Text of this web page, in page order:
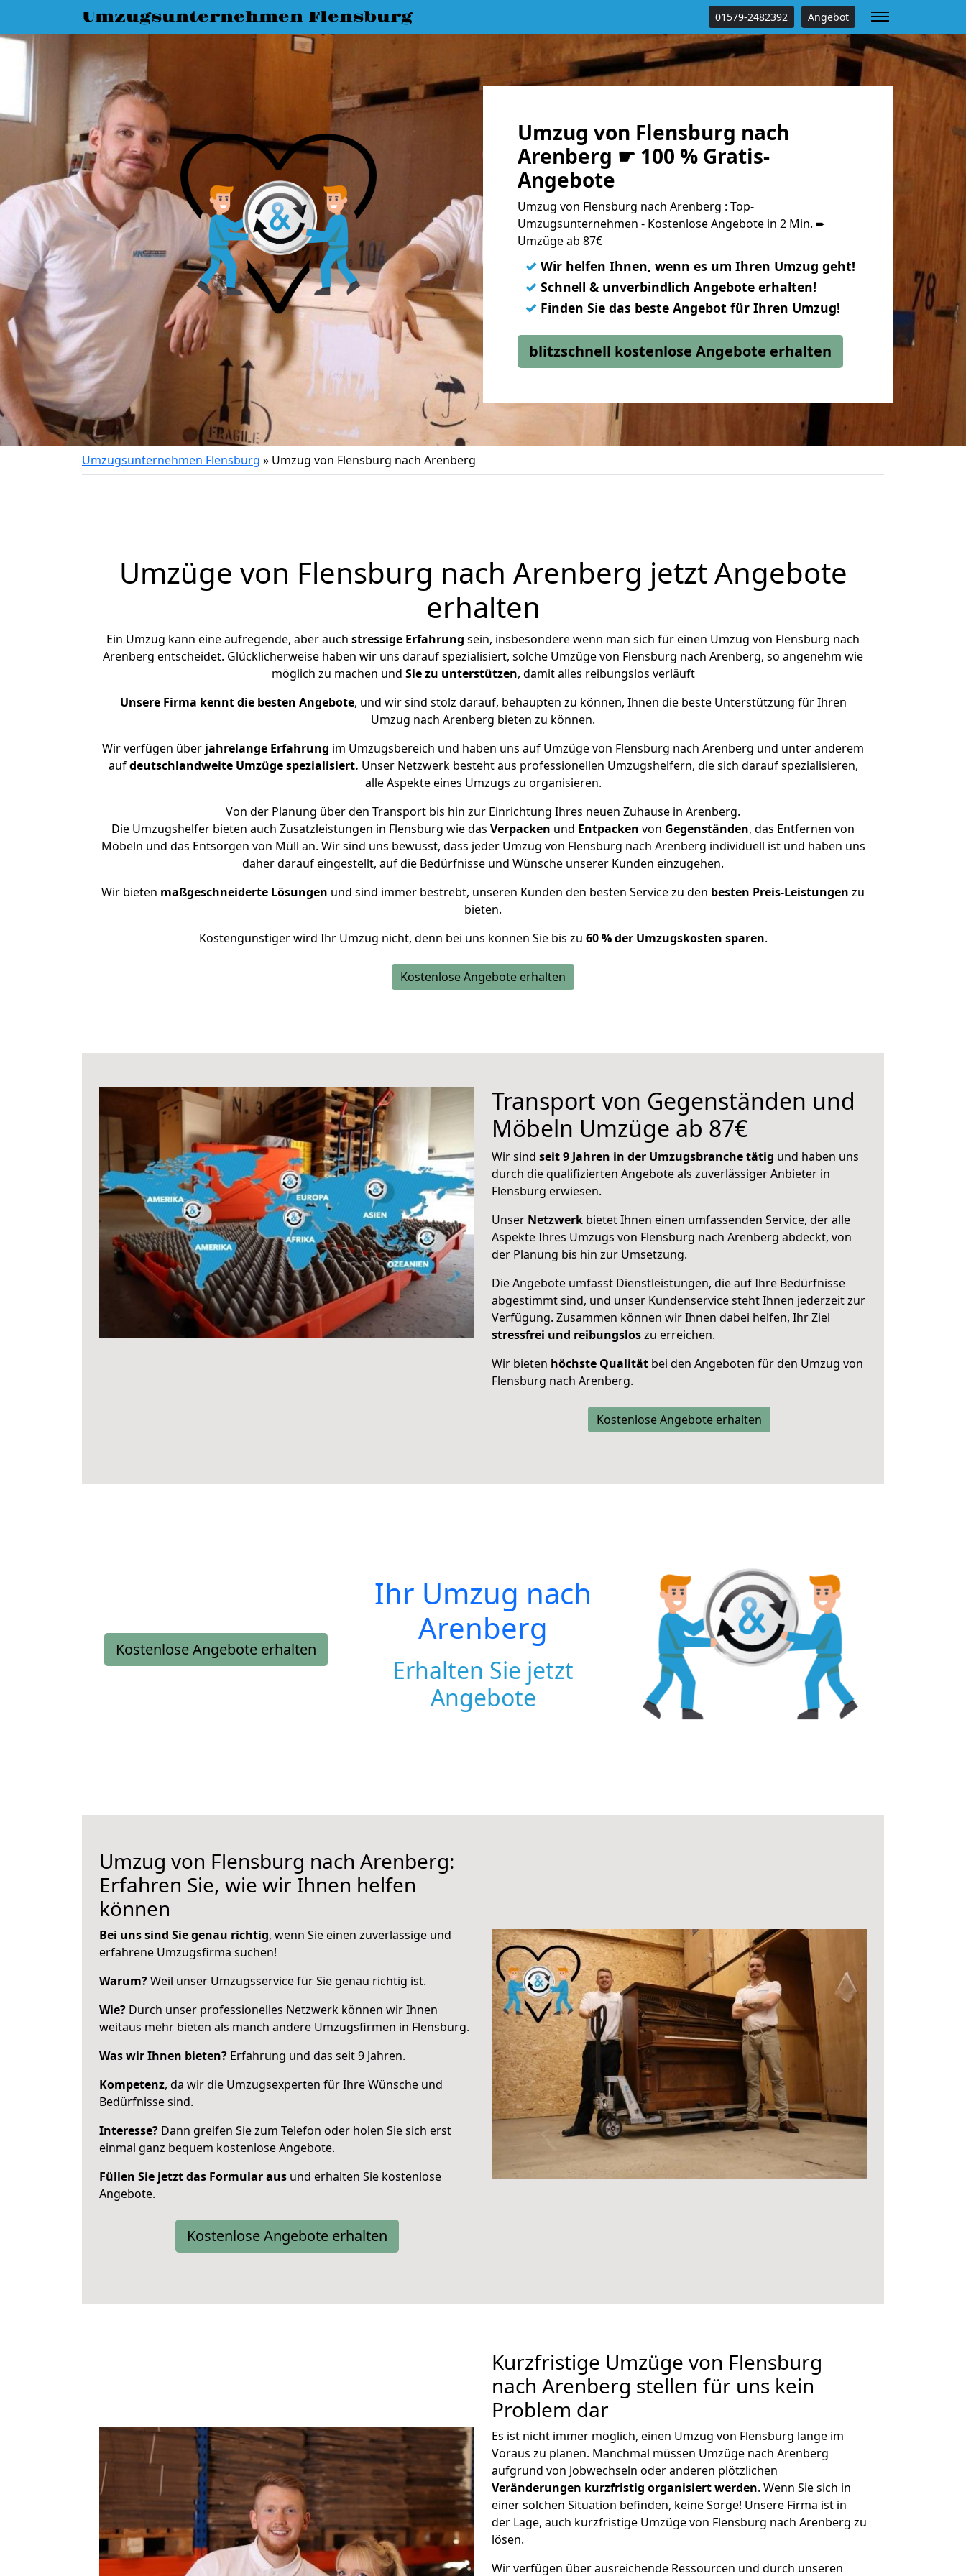
Umzugsunternehmen Flensburg 01579-2482392 Angebot
Umzug von Flensburg nach
Arenberg ☛ 100 % Gratis-
Angebote
Umzug von Flensburg nach Arenberg : Top-
Umzugsunternehmen - Kostenlose Angebote in 2 Min. ➨
Umzüge ab 87€
✓ Wir helfen Ihnen, wenn es um Ihren Umzug geht!
✓ Schnell & unverbindlich Angebote erhalten!
✓ Finden Sie das beste Angebot für Ihren Umzug!
blitzschnell kostenlose Angebote erhalten
Umzugsunternehmen Flensburg » Umzug von Flensburg nach Arenberg
Umzüge von Flensburg nach Arenberg jetzt Angebote
erhalten
Ein Umzug kann eine aufregende, aber auch stressige Erfahrung sein, insbesondere wenn man sich für einen Umzug von Flensburg nach
Arenberg entscheidet. Glücklicherweise haben wir uns darauf spezialisiert, solche Umzüge von Flensburg nach Arenberg, so angenehm wie
möglich zu machen und Sie zu unterstützen, damit alles reibungslos verläuft
Unsere Firma kennt die besten Angebote, und wir sind stolz darauf, behaupten zu können, Ihnen die beste Unterstützung für Ihren
Umzug nach Arenberg bieten zu können.
Wir verfügen über jahrelange Erfahrung im Umzugsbereich und haben uns auf Umzüge von Flensburg nach Arenberg und unter anderem
aufdeutschlandweite Umzüge spezialisiert. Unser Netzwerk besteht aus professionellen Umzugshelfern, die sich darauf spezialisieren,
alle Aspekte eines Umzugs zu organisieren.
Von der Planung über den Transport bis hin zur Einrichtung Ihres neuen Zuhause in Arenberg.
Die Umzugshelfer bieten auch Zusatzleistungen in Flensburg wie das Verpacken und Entpacken von Gegenständen, das Entfernen von
Möbeln und das Entsorgen von Müll an. Wir sind uns bewusst, dass jeder Umzug von Flensburg nach Arenberg individuell ist und haben uns
daher darauf eingestellt, auf die Bedürfnisse und Wünsche unserer Kunden einzugehen.
Wir bieten maßgeschneiderte Lösungen und sind immer bestrebt, unseren Kunden den besten Service zu den besten Preis-Leistungen zu
bieten.
Kostengünstiger wird Ihr Umzug nicht, denn bei uns können Sie bis zu 60 % der Umzugskosten sparen.
Kostenlose Angebote erhalten
Transport von Gegenständen und
Möbeln Umzüge ab 87€
Wir sind seit 9 Jahren in der Umzugsbranche tätig und haben uns
durch die qualifizierten Angebote als zuverlässiger Anbieter in
Flensburg erwiesen.
Unser Netzwerk bietet Ihnen einen umfassenden Service, der alle
Aspekte Ihres Umzugs von Flensburg nach Arenberg abdeckt, von
der Planung bis hin zur Umsetzung.
Die Angebote umfasst Dienstleistungen, die auf Ihre Bedürfnisse
abgestimmt sind, und unser Kundenservice steht Ihnen jederzeit zur
Verfügung. Zusammen können wir Ihnen dabei helfen, Ihr Ziel
stressfrei und reibungsloszu erreichen.
Wir bieten höchste Qualität bei den Angeboten für den Umzug von
Flensburg nach Arenberg.
Kostenlose Angebote erhalten
Kostenlose Angebote erhalten
Ihr Umzug nach
Arenberg
Erhalten Sie jetzt
Angebote
Umzug von Flensburg nach Arenberg:
Erfahren Sie, wie wir Ihnen helfen
können
Bei uns sind Sie genau richtig, wenn Sie einen zuverlässige und
erfahrene Umzugsfirma suchen!
Warum?Weil unser Umzugsservice für Sie genau richtig ist.
Wie? Durch unser professionelles Netzwerk können wir Ihnen
weitaus mehr bieten als manch andere Umzugsfirmen in Flensburg.
Was wir Ihnen bieten? Erfahrung und das seit 9 Jahren.
Kompetenz, da wir die Umzugsexperten für Ihre Wünsche und
Bedürfnisse sind.
Interesse? Dann greifen Sie zum Telefon oder holen Sie sich erst
einmal ganz bequem kostenlose Angebote.
Füllen Sie jetzt das Formular aus und erhalten Sie kostenlose
Angebote.
Kostenlose Angebote erhalten
Kurzfristige Umzüge von Flensburg
nach Arenberg stellen für uns kein
Problem dar
Es ist nicht immer möglich, einen Umzug von Flensburg lange im
Voraus zu planen. Manchmal müssen Umzüge nach Arenberg
aufgrund von Jobwechseln oder anderen plötzlichen
Veränderungen kurzfristig organisiert werden. Wenn Sie sich in
einer solchen Situation befinden, keine Sorge! Unsere Firma ist in
der Lage, auch kurzfristige Umzüge von Flensburg nach Arenberg zu
lösen.
Wir verfügen über ausreichende Ressourcen und durch unseren